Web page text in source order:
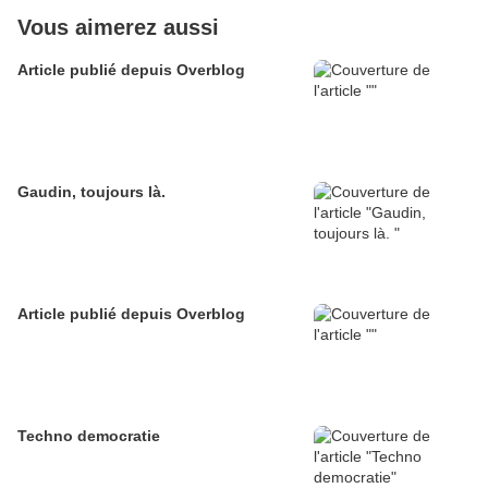
Vous aimerez aussi
Article publié depuis Overblog
Gaudin, toujours là.
Article publié depuis Overblog
Techno democratie